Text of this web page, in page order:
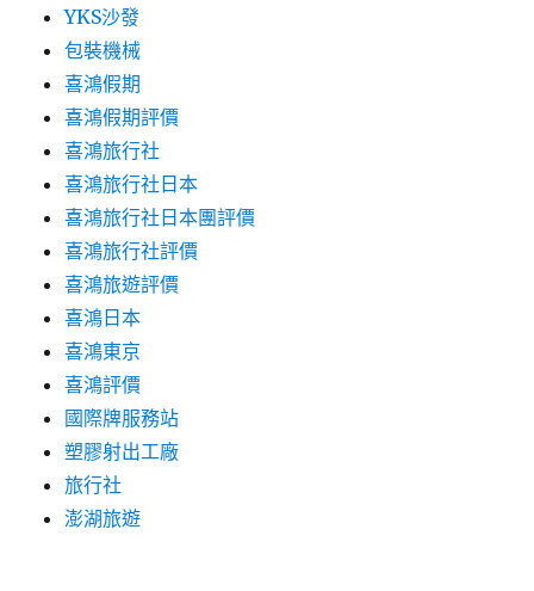
YKS沙發
包裝機械
喜鴻假期
喜鴻假期評價
喜鴻旅行社
喜鴻旅行社日本
喜鴻旅行社日本團評價
喜鴻旅行社評價
喜鴻旅遊評價
喜鴻日本
喜鴻東京
喜鴻評價
國際牌服務站
塑膠射出工廠
旅行社
澎湖旅遊